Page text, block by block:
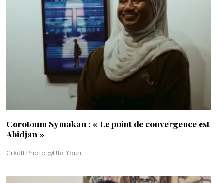
Corotoum Symakan : « Le point de convergence est
Abidjan »
Crédit Photo @Ufo Youn